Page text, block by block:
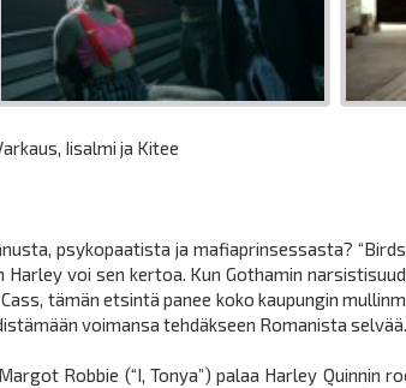
Iisalmi ja Kitee
psykopaatista ja mafiaprinsessasta?
voi sen kertoa. Kun Gothamin
tämän etsintä panee koko kaupungin
voimansa tehdäkseen Romanista selvää.
Robbie (“I, Tonya”) palaa Harley Quinnin